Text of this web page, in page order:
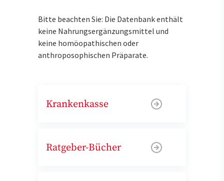
Bitte beachten Sie: Die Datenbank enthält
keine Nahrungsergänzungsmittel und
keine homöopathischen oder
anthroposophischen Präparate.
Krankenkasse
Ratgeber-Bücher